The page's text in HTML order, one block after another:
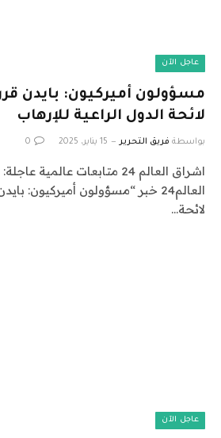
عاجل الآن
مسؤولون أميركيون: بايدن
لائحة الدول الراعية للإرهاب
بواسطة فريق التحرير 15 يناير، 2025 0
اشراق العالم 24 متابعات
العالم24 خبر “مسؤولون أميركيون:
لائحة…
عاجل الآن